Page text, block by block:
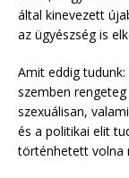
által kinevezett
az ügyészség is
Amit eddig
szemben
szexuálisan,
és a politikai elit
történhetett volna